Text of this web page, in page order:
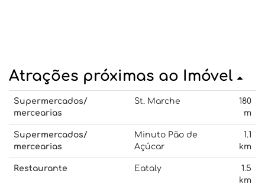
Atrações próximas ao Imóvel
Supermercados/
mercearias
St. Marche
180
m
Supermercados/
mercearias
Minuto Pão de
Açúcar
1.1
km
Restaurante Eataly
1.5
km